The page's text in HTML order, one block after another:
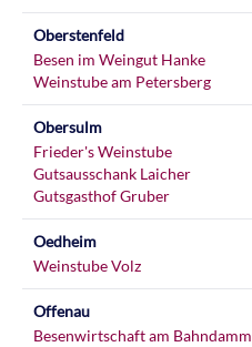
Oberstenfeld
Besen im Weingut Hanke
Weinstube am Petersberg
Obersulm
Frieder's Weinstube
Gutsausschank Laicher
Gutsgasthof Gruber
Oedheim
Weinstube Volz
Offenau
Besenwirtschaft am Bahndamm